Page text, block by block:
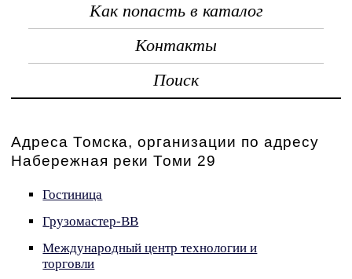
Как попасть в каталог
Контакты
Поиск
Адреса Томска, организации по адресу
Набережная реки Томи 29
Гостиница
Грузомастер-ВВ
Международный центр технологии и
торговли